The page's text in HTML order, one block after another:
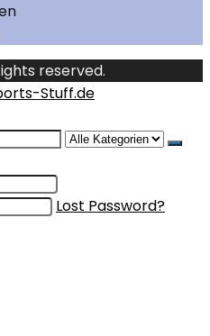
reserved.
Lost Password?